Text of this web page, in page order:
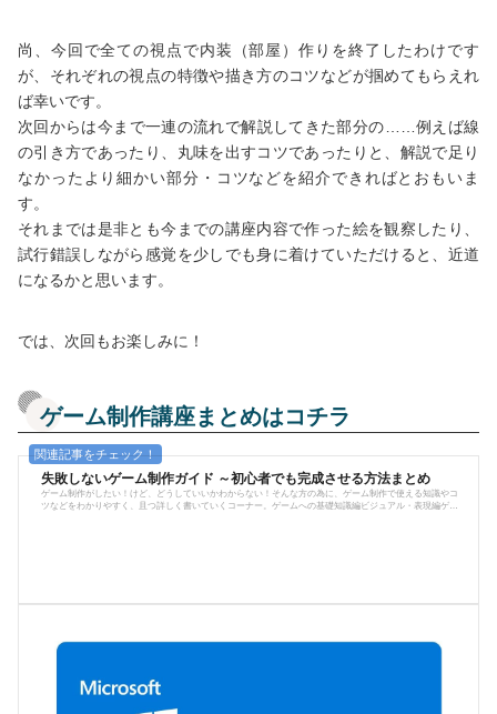
尚、今回で全ての視点で内装（部屋）作りを終了したわけです
が、それぞれの視点の特徴や描き方のコツなどが掴めてもらえれ
ば幸いです。
次回からは今まで一連の流れで解説してきた部分の……例えば線
の引き方であったり、丸味を出すコツであったりと、解説で足り
なかったより細かい部分・コツなどを紹介できればとおもいま
す。
それまでは是非とも今までの講座内容で作った絵を観察したり、
試行錯誤しながら感覚を少しでも身に着けていただけると、近道
になるかと思います。
では、次回もお楽しみに！
ゲーム制作講座まとめはコチラ
失敗しないゲーム制作ガイド ～初心者でも完成させる方法まとめ
ゲーム制作がしたい！けど、どうしていいかわからない！そんな方の為に、ゲーム制作で使える知識やコ
ツなどをわかりやすく、且つ詳しく書いていくコーナー。ゲームへの基礎知識編ビジュアル・表現編ゲー